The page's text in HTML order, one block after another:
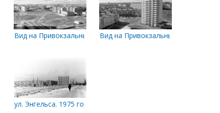
Вид на Привокзальный микрорайон с дома Энгельса, 108 в
Вид на Привокзальный
ул. Энгельса. 1975 год